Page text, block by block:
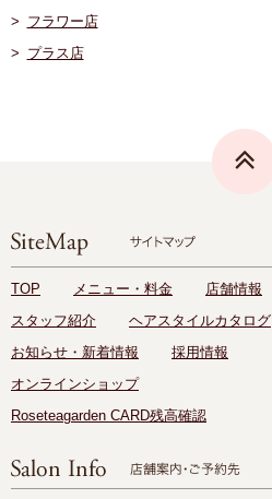
フラワー店
プラス店
TOP メニュー・料金
店舗情報
スタッフ紹介
ヘアスタイルカタログ
お知らせ・新着情報
採用情報
オンラインショップ
Roseteagarden CARD残高確認